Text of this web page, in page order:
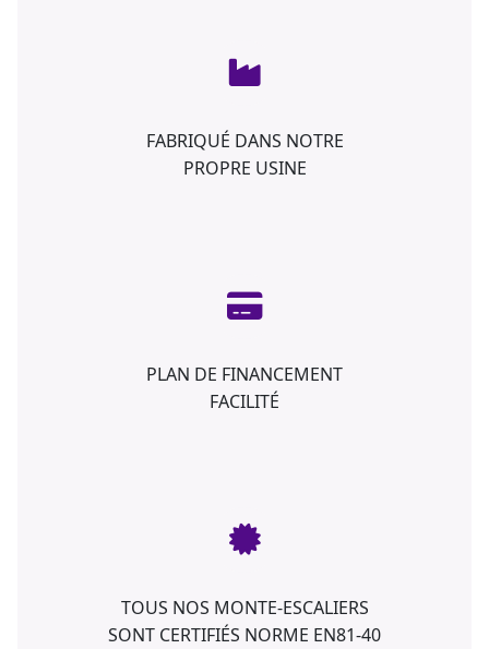
FABRIQUÉ DANS NOTRE
PROPRE USINE
PLAN DE FINANCEMENT
FACILITÉ
TOUS NOS MONTE-ESCALIERS
SONT CERTIFIÉS NORME EN81-40